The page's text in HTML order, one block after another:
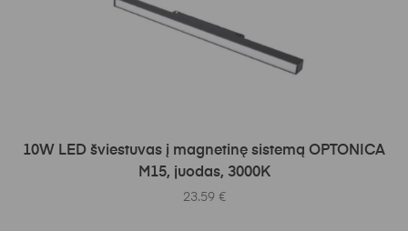
Į KREPŠELĮ
10W LED šviestuvas į magnetinę sistemą OPTONICA
M15, juodas, 3000K
23.59 €